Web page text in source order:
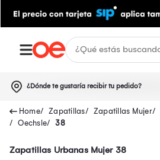
¿Dónde te gustaría recibir tu pedido?
Zapatillas Zapatillas Mujer
Oechsle
38
Zapatillas Urbanas Mujer 38